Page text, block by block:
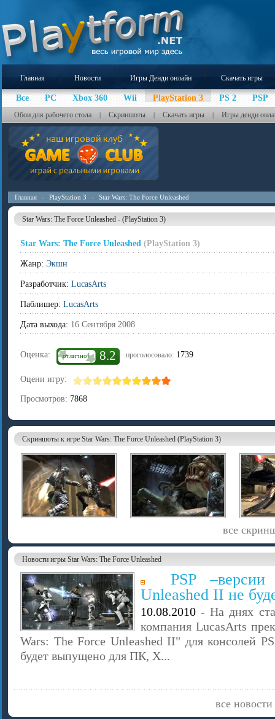
Главная Новости Игры Денди онлайн Скачать игры
Все PC Xbox 360 Wii PlayStation 3 PS 2 PSP
Обои для рабочего стола | Скриншоты | Скачать игры | Игры денди
Главная - PlayStation 3 - Star Wars: The Force Unleashed
Star Wars: The Force Unleashed - (PlayStation 3)
Star Wars: The Force Unleashed (PlayStation 3)
Жанр: Экшн
Разработчик: LucasArts
Паблишер: LucasArts
Дата выхода: 16 Сентября 2008
Оценка: отлично! 8.2 проголосовало: 1739
Оцени игру:
Просмотров: 7868
Скриншоты к игре Star Wars: The Force Unleashed (PlayStation 3)
все
Новости игры Star Wars: The Force Unleashed
PSP
Unleashed II не
10.08.2010 - На днях
компания LucasArts
Wars: The Force Unleashed II" для консолей
будет выпущено для ПК, X...
все